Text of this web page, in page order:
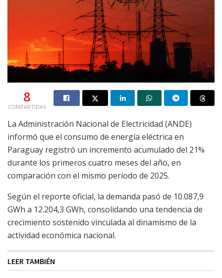
8
COMPARTIDAS
La Administración Nacional de Electricidad (ANDE)
informó que el consumo de energía eléctrica en
Paraguay registró un incremento acumulado del 21%
durante los primeros cuatro meses del año, en
comparación con el mismo período de 2025.
Según el reporte oficial, la demanda pasó de 10.087,9
GWh a 12.204,3 GWh, consolidando una tendencia de
crecimiento sostenido vinculada al dinamismo de la
actividad económica nacional.
LEER TAMBIÉN